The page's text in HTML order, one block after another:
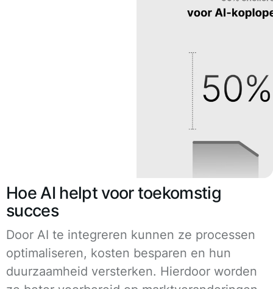
Hoe AI helpt voor toekomstig
succes
Door AI te integreren kunnen ze processen
optimaliseren, kosten besparen en hun
duurzaamheid versterken. Hierdoor worden